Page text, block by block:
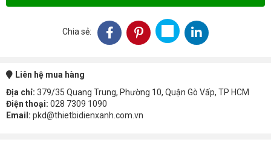
Chia sẻ:
Liên hệ mua hàng
Địa chỉ: 379/35 Quang Trung, Phường 10, Quận Gò Vấp, TP HCM
Điện thoại: 028 7309 1090
Email: pkd@thietbidienxanh.com.vn